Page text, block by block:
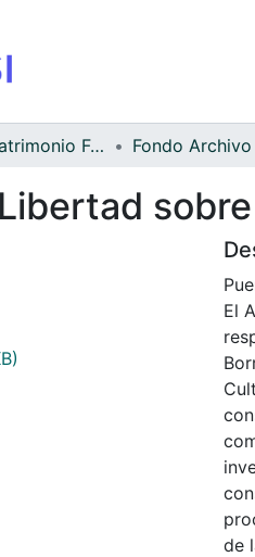
Archivo del Patrimonio Fotográfico y Fílmico del Valle del Cauca
El
de